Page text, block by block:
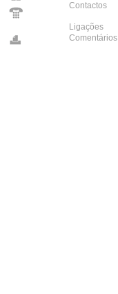
Contactos
Ligações
Comentários